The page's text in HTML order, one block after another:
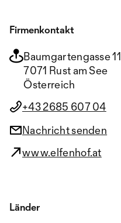
Firmenkontakt
Baumgartengasse 11
7071 Rust am See
Österreich
+43 2685 607 04
Nachricht senden
www.elfenhof.at
Länder